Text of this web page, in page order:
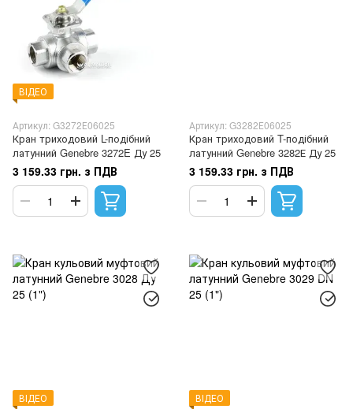
ВІДЕО
Артикул: G3272Е06025
Кран триходовий L-подібний
латунний Genebre 3272E Ду 25
3 159.33 грн. з ПДВ
Артикул: G3282Е06025
Кран триходовий T-подібний
латунний Genebre 3282Е Ду 25
3 159.33 грн. з ПДВ
ВІДЕО ВІДЕО